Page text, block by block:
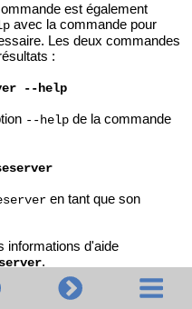
est également
avec la commande pour
Les deux commandes
:
--help
--helpde la commande
en tant que son
informations d'aide
.